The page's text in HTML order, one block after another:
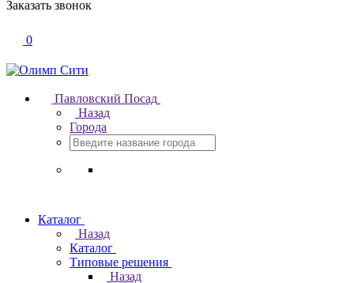
Заказать звонок
0
Павловский Посад
Назад
Города
Каталог
Назад
Каталог
Типовые решения
Назад